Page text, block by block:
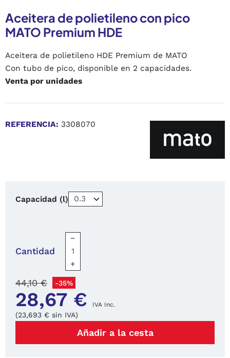
Aceitera de polietileno con pico
MATO Premium HDE
Aceitera de polietileno HDE Premium de MATO
Con tubo de pico, disponible en 2 capacidades.
Venta por unidades
REFERENCIA: 3308070
Capacidad (l)
Cantidad
−
+
28,67 € IVA Inc.
44,10 € -35%
(23,693 € sin IVA)
Añadir a la cesta